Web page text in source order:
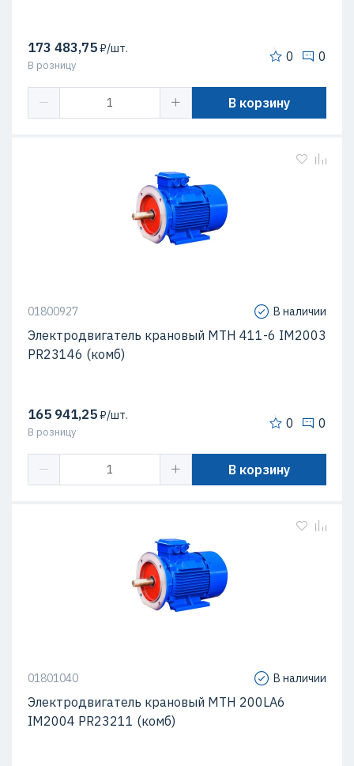
173 483,75₽/шт.
В розницу
0 0
В корзину
01800927 В наличии
Электродвигатель крановый МТН 411-6 IM2003
PR23146 (комб)
165 941,25₽/шт.
В розницу
0 0
В корзину
01801040 В наличии
Электродвигатель крановый MTH 200LА6
IM2004 PR23211 (комб)